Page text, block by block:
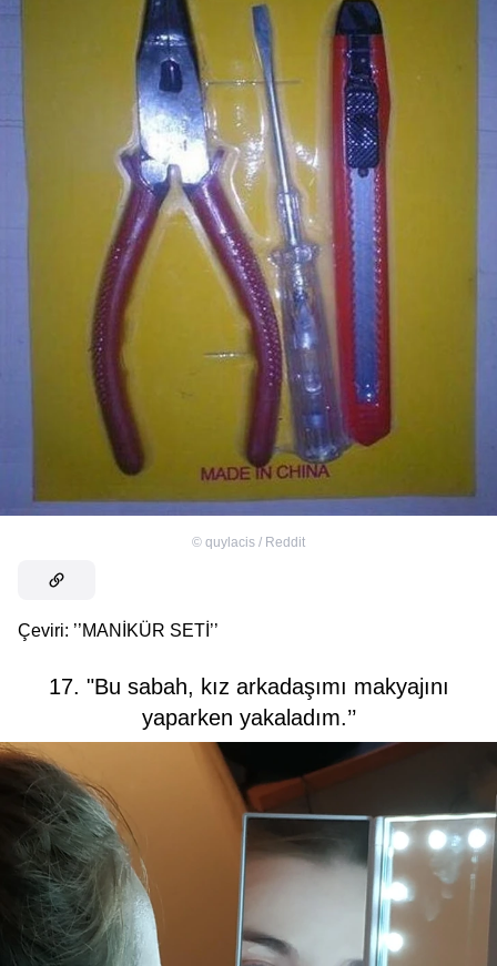
© quylacis / Reddit
Çeviri: ’’MANİKÜR SETİ’’
17. "Bu sabah, kız arkadaşımı makyajını
yaparken yakaladım.’’